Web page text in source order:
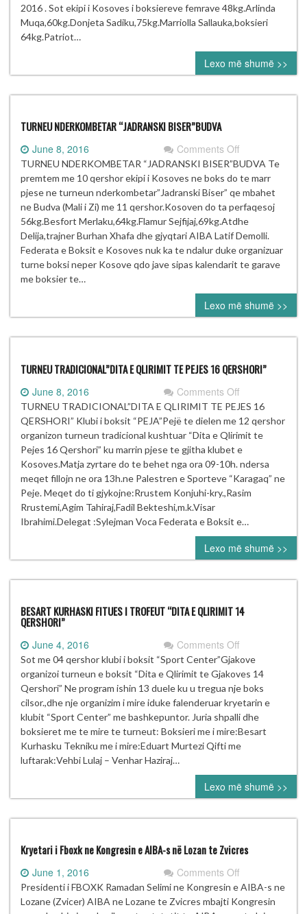
2016 . Sot ekipi i Kosoves i boksiereve femrave 48kg.Arlinda
Muqa,60kg.Donjeta Sadiku,75kg.Marriolla Sallauka,boksieri
64kg.Patriot…
Lexo më shumë >>
TURNEU NDERKOMBETAR “JADRANSKI BISER”BUDVA
June 8, 2016 Comments Offon
TURNEU
“JADRANSKI
BISER”BUDVA
TURNEU NDERKOMBETAR “JADRANSKI BISER”BUDVA Te
premtem me 10 qershor ekipi i Kosoves ne boks do te marr
pjese ne turneun nderkombetar”Jadranski Biser” qe mbahet
ne Budva (Mali i Zi) me 11 qershor.Kosoven do ta perfaqesoj
56kg.Besfort Merlaku,64kg.Flamur Sejfijaj,69kg.Atdhe
Delija,trajner Burhan Xhafa dhe gjyqtari AIBA Latif Demolli.
Federata e Boksit e Kosoves nuk ka te ndalur duke organizuar
turne boksi neper Kosove qdo jave sipas kalendarit te garave
me boksier te…
Lexo më shumë >>
TURNEU TRADICIONAL”DITA E QLIRIMIT TE PEJES 16 QERSHORI”
June 8, 2016 Comments Offon
TURNEU
E
QLIRIMIT
TE
PEJES
16
TURNEU TRADICIONAL”DITA E QLIRIMIT TE PEJES 16
QERSHORI” Klubi i boksit “PEJA”Pejë te dielen me 12 qershor
organizon turneun tradicional kushtuar “Dita e Qlirimit te
Pejes 16 Qershori” ku marrin pjese te gjitha klubet e
Kosoves.Matja zyrtare do te behet nga ora 09-10h. ndersa
meqet fillojn ne ora 13h.ne Palestren e Sporteve “Karagaq” ne
Peje. Meqet do ti gjykojne:Rrustem Konjuhi-kry.,Rasim
Rrustemi,Agim Tahiraj,Fadil Bekteshi,m.k.Visar
Ibrahimi.Delegat :Sylejman Voca Federata e Boksit e…
Lexo më shumë >>
BESART KURHASKI FITUES I TROFEUT “DITA E QLIRIMIT 14
QERSHORI”
June 4, 2016 Comments Offon
BESART
KURHASKI
FITUES
I
TROFEUT
“DITA
E
14
QERSHORI”
Sot me 04 qershor klubi i boksit “Sport Center”Gjakove
organizoi turneun e boksit “Dita e Qlirimit te Gjakoves 14
Qershori” Ne program ishin 13 duele ku u tregua nje boks
cilsor.,dhe nje organizim i mire iduke falenderuar kryetarin e
klubit “Sport Center” me bashkepuntor. Juria shpalli dhe
boksieret me te mire te turneut: Boksieri me i mire:Besart
Kurhasku Tekniku me i mire:Eduart Murtezi Qifti me
luftarak:Vehbi Lulaj – Venhar Haziraj…
Lexo më shumë >>
Kryetari i Fboxk ne Kongresin e AIBA-s në Lozan te Zvicres
June 1, 2016 Comments Offon
Kryetari
i
Presidenti i FBOXK Ramadan Selimi ne Kongresin e AIBA-s ne
Lozane (Zvicer) AIBA ne Lozane te Zvicres mbajti Kongresin